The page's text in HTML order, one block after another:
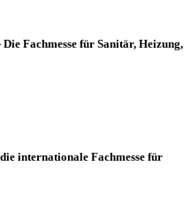
Fachmesse für Sanitär, Heizung,
internationale Fachmesse für